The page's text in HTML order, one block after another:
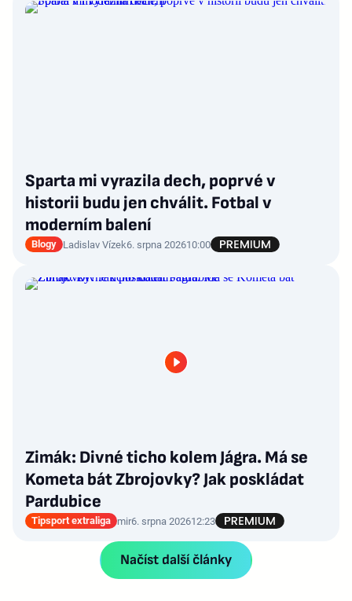
Sparta mi vyrazila dech, poprvé v
historii budu jen chválit. Fotbal v
moderním balení
Blogy Ladislav Vízek6. srpna 202610:00
Zimák: Divné ticho kolem Jágra. Má se
Kometa bát Zbrojovky? Jak poskládat
Pardubice
Tipsport extraliga mir6. srpna 202612:23
Načíst další články